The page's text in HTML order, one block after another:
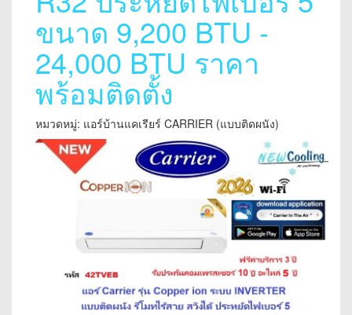
ขนาด 9,200 BTU -
24,000 BTU ราคา
พร้อมติดตั้ง
หมวดหมู่: แอร์บ้านแคเรียร์ CARRIER (แบบติดผนัง)